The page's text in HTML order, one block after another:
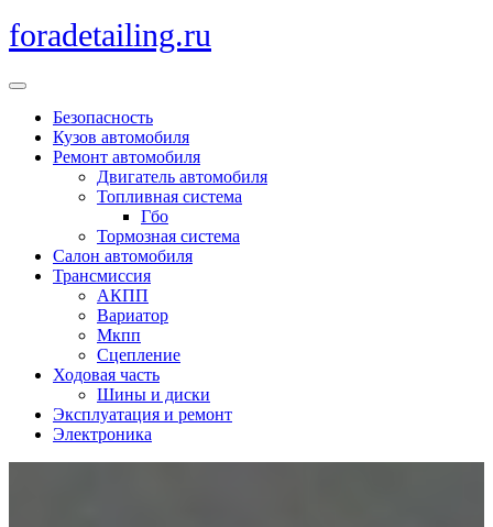
Перейти
к
foradetailing.ru
Кнопка
ОткрытьБезопасность
Кузов автомобиля
Ремонт автомобиля
Двигатель автомобиля
Топливная система
Гбо
Тормозная система
Салон автомобиля
Трансмиссия
АКПП
Вариатор
Мкпп
Сцепление
Ходовая часть
Шины и диски
Эксплуатация и ремонт
Электроника